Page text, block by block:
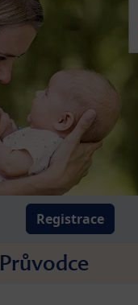
Registrace
Průvodce